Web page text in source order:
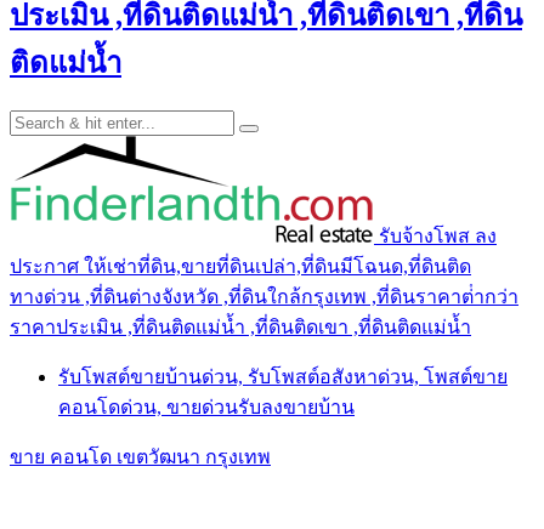
ประเมิน ,ที่ดินติดแม่น้ำ ,ที่ดินติดเขา ,ที่ดิน
ติดแม่น้ำ
รับจ้างโพส ลง
ประกาศ ให้เช่าที่ดิน,ขายที่ดินเปล่า,ที่ดินมีโฉนด,ที่ดินติด
ทางด่วน ,ที่ดินต่างจังหวัด ,ที่ดินใกล้กรุงเทพ ,ที่ดินราคาต่ํากว่า
ราคาประเมิน ,ที่ดินติดแม่น้ำ ,ที่ดินติดเขา ,ที่ดินติดแม่น้ำ
รับโพสต์ขายบ้านด่วน, รับโพสต์อสังหาด่วน, โพสต์ขาย
คอนโดด่วน, ขายด่วนรับลงขายบ้าน
ขาย คอนโด เขตวัฒนา กรุงเทพ